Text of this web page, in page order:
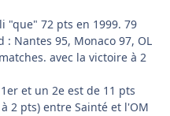
"que" 72 pts en 1999. 79
Nantes 95, Monaco 97, OL
avec la victoire à 2
et un 2e est de 11 pts
2 pts) entre Sainté et l'OM